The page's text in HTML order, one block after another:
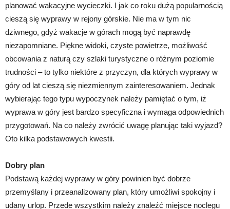
planować wakacyjne wycieczki. I jak co roku dużą popularnością
cieszą się wyprawy w rejony górskie. Nie ma w tym nic
dziwnego, gdyż wakacje w górach mogą być naprawdę
niezapomniane. Piękne widoki, czyste powietrze, możliwość
obcowania z naturą czy szlaki turystyczne o różnym poziomie
trudności – to tylko niektóre z przyczyn, dla których wyprawy w
góry od lat cieszą się niezmiennym zainteresowaniem. Jednak
wybierając tego typu wypoczynek należy pamiętać o tym, iż
wyprawa w góry jest bardzo specyficzna i wymaga odpowiednich
przygotowań. Na co należy zwrócić uwagę planując taki wyjazd?
Oto kilka podstawowych kwestii.
Dobry plan
Podstawą każdej wyprawy w góry powinien być dobrze
przemyślany i przeanalizowany plan, który umożliwi spokojny i
udany urlop. Przede wszystkim należy znaleźć miejsce noclegu